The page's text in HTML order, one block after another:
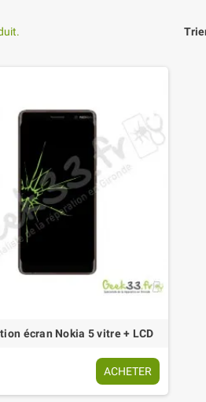
écran Nokia 5 vitre + LCD
ACHETER